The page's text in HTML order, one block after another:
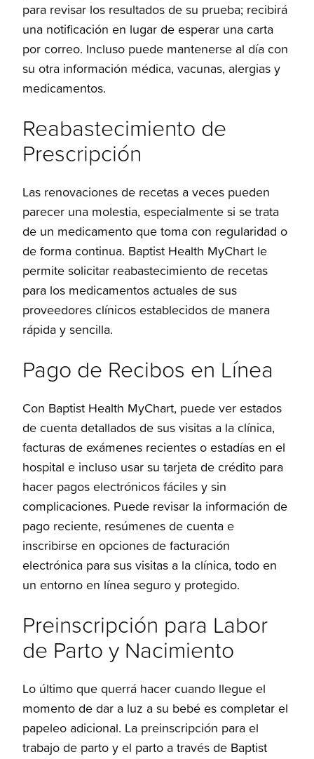
para revisar los resultados de su prueba; recibirá
una notificación en lugar de esperar una carta
por correo. Incluso puede mantenerse al día con
su otra información médica, vacunas, alergias y
medicamentos.
Reabastecimiento de
Prescripción
Las renovaciones de recetas a veces pueden
parecer una molestia, especialmente si se trata
de un medicamento que toma con regularidad o
de forma continua. Baptist Health MyChart le
permite solicitar reabastecimiento de recetas
para los medicamentos actuales de sus
proveedores clínicos establecidos de manera
rápida y sencilla.
Pago de Recibos en Línea
Con Baptist Health MyChart, puede ver estados
de cuenta detallados de sus visitas a la clínica,
facturas de exámenes recientes o estadías en el
hospital e incluso usar su tarjeta de crédito para
hacer pagos electrónicos fáciles y sin
complicaciones. Puede revisar la información de
pago reciente, resúmenes de cuenta e
inscribirse en opciones de facturación
electrónica para sus visitas a la clínica, todo en
un entorno en línea seguro y protegido.
Preinscripción para Labor
de Parto y Nacimiento
Lo último que querrá hacer cuando llegue el
momento de dar a luz a su bebé es completar el
papeleo adicional. La preinscripción para el
trabajo de parto y el parto a través de Baptist